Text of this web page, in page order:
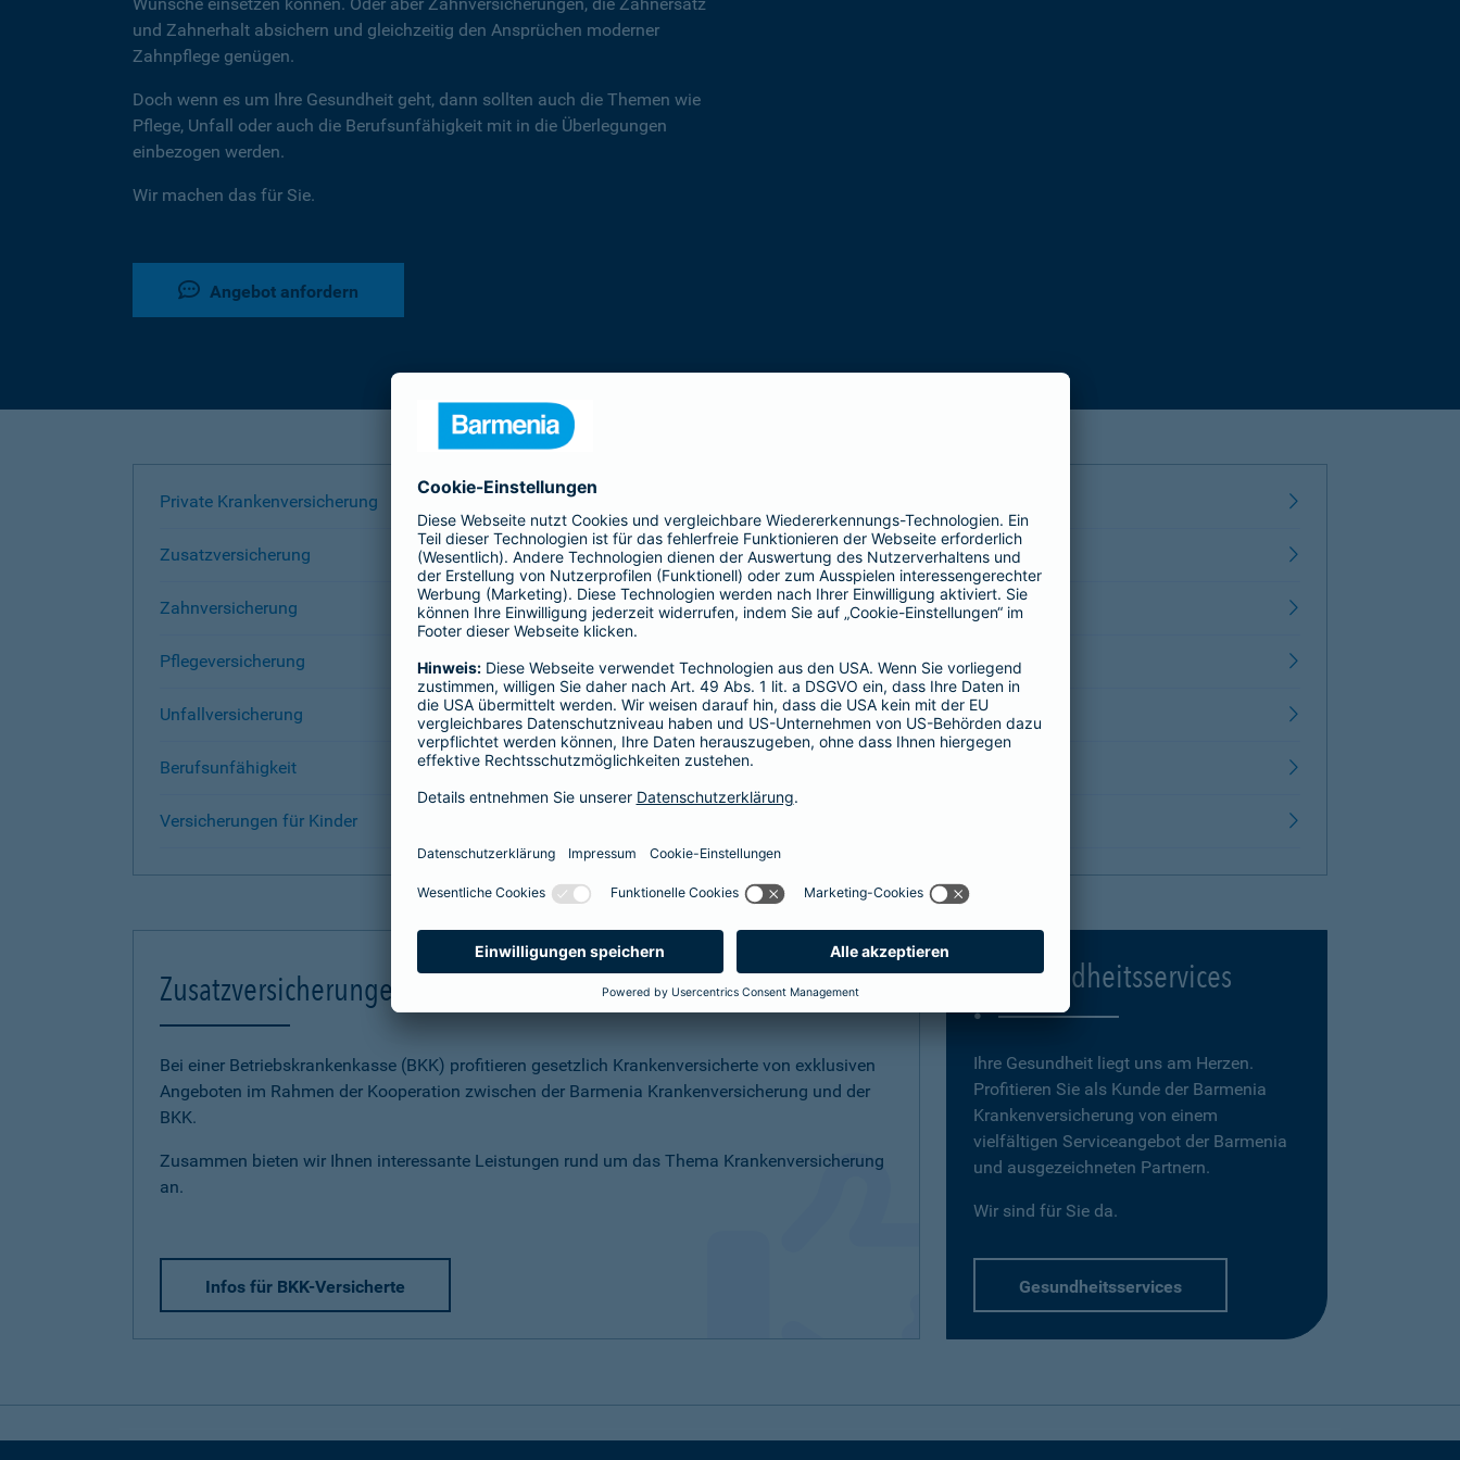
und Zahnerhalt absichern und gleichzeitig den Ansprüchen moderner
Zahnpflege genügen.
Doch wenn es um Ihre Gesundheit geht, dann sollten auch die Themen wie
Pflege, Unfall oder auch die Berufsunfähigkeit mit in die Überlegungen
einbezogen werden.
Wir machen das für Sie.
Angebot anfordern
Private Krankenversicherung
Zusatzversicherung
Zahnversicherung
Pflegeversicherung
Unfallversicherung
Berufsunfähigkeit
Versicherungen für Kinder
Zusatzversicherungen für BKK-Versicherte
Bei einer Betriebskrankenkasse (BKK) profitieren gesetzlich Krankenversicherte von exklusiven
Angeboten im Rahmen der Kooperation zwischen der Barmenia Krankenversicherung und der
BKK.
Zusammen bieten wir Ihnen interessante Leistungen rund um das Thema Krankenversicherung
an.
Infos für BKK-Versicherte
Gesundheitsservices
Ihre Gesundheit liegt uns am Herzen.
Profitieren Sie als Kunde der Barmenia
Krankenversicherung von einem
vielfältigen Serviceangebot der Barmenia
und ausgezeichneten Partnern.
Wir sind für Sie da.
Gesundheitsservices